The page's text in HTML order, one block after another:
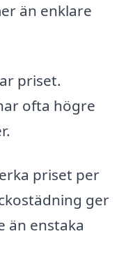
än enklare
priset.
ofta högre
priset per
ger
än enstaka